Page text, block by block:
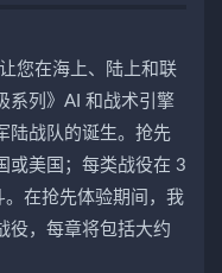
您在海上、陆上和联
系列》AI 和战术引擎
陆战队的诞生。抢先
或美国；每类战役在 3
在抢先体验期间，我
役，每章将包括大约